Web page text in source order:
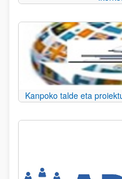
Kanpoko talde eta